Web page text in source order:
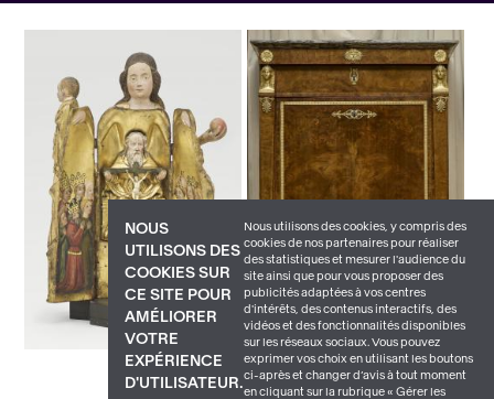
NOUS
UTILISONS DES
COOKIES SUR
CE SITE POUR
AMÉLIORER
VOTRE
EXPÉRIENCE
D'UTILISATEUR.
Nous utilisons des cookies, y compris des
cookies de nos partenaires pour réaliser
des statistiques et mesurer l'audience du
site ainsi que pour vous proposer des
publicités adaptées à vos centres
d'intérêts, des contenus interactifs, des
vidéos et des fonctionnalités disponibles
sur les réseaux sociaux. Vous pouvez
exprimer vos choix en utilisant les boutons
ci-après et changer d’avis à tout moment
en cliquant sur la rubrique « Gérer les